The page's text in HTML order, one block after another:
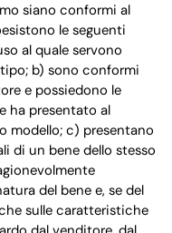
siano conformi al
le seguenti
al quale servono
b) sono conformi
e possiedono le
ha presentato al
modello; c) presentano
di un bene dello stesso
del bene e, se del
sulle caratteristiche